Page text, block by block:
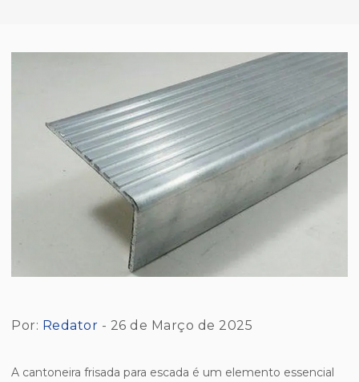
Por: Redator - 26 de Março de 2025
A cantoneira frisada para escada é um elemento essencial